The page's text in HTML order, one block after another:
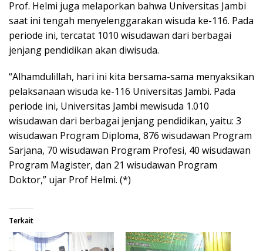
Prof. Helmi juga melaporkan bahwa Universitas Jambi
saat ini tengah menyelenggarakan wisuda ke-116. Pada
periode ini, tercatat 1010 wisudawan dari berbagai
jenjang pendidikan akan diwisuda.
“Alhamdulillah, hari ini kita bersama-sama menyaksikan
pelaksanaan wisuda ke-116 Universitas Jambi. Pada
periode ini, Universitas Jambi mewisuda 1.010
wisudawan dari berbagai jenjang pendidikan, yaitu: 3
wisudawan Program Diploma, 876 wisudawan Program
Sarjana, 70 wisudawan Program Profesi, 40 wisudawan
Program Magister, dan 21 wisudawan Program
Doktor,” ujar Prof Helmi. (*)
Terkait